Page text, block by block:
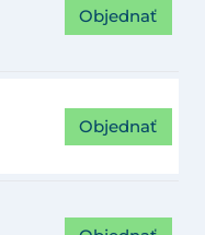
Objednať
Objednať